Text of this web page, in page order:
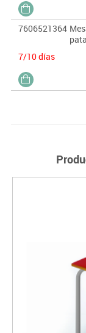
7606521364
7/10 días